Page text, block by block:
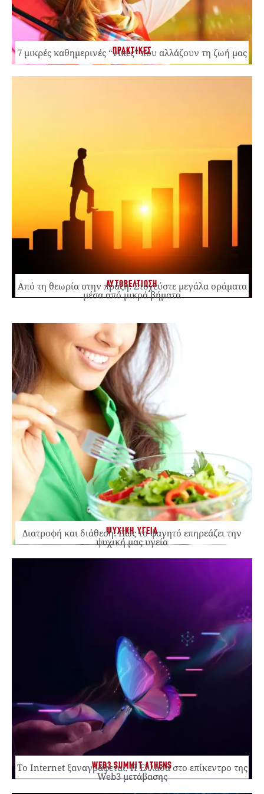
ΠΡΑΚΤΙΚΕΣ
7 μικρές καθημερινές “νίκες” που αλλάζουν τη ζωή μας
ΑΥΤΟΒΕΛΤΙΩΣΗ
Από τη θεωρία στην πράξη: Στοχεύστε μεγάλα οράματα
μέσα από μικρά βήματα
ΨΥΧΙΚΗ ΥΓΕΙΑ
Διατροφή και διάθεση: Πώς το φαγητό επηρεάζει την
ψυχική μας υγεία
WEB3 SUMMIT ATHENS
Το Internet ξαναγράφεται. Η Ελλάδα στο επίκεντρο της
Web3 μετάβασης